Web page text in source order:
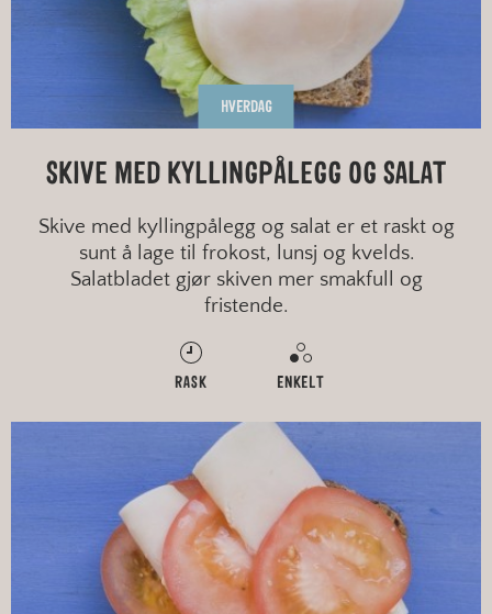
HVERDAG
SKIVE MED KYLLINGPÅLEGG OG SALAT
Skive med kyllingpålegg og salat er et raskt og
sunt å lage til frokost, lunsj og kvelds.
Salatbladet gjør skiven mer smakfull og
fristende.
RASK ENKELT